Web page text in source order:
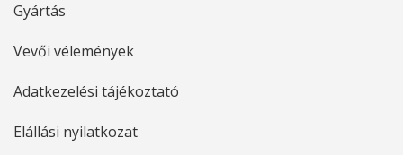
Gyártás
Vevői vélemények
Adatkezelési tájékoztató
Elállási nyilatkozat